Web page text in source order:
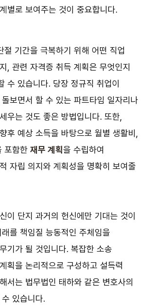
별로 보여주는 것이 중요합니다.
절 기간을 극복하기 위해 어떤 직업
, 관련 자격증 취득 계획은 무엇인지
수 있습니다. 당장 정규직 취업이
보면서 할 수 있는 파트타임 일자리나
우는 것도 좋은 방법입니다. 또한,
후 예상 소득을 바탕으로 월별 생활비,
포함한 재무 계획을 수립하여
자립 의지와 계획성을 명확히 보여줄
이 단지 과거의 헌신에만 기대는 것이
를 책임질 능동적인 주체임을
기가 될 것입니다. 복잡한 소송
획을 논리적으로 구성하고 설득력
서는 법무법인 태하와 같은 변호사의
있습니다.